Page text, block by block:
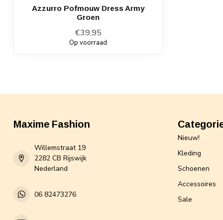
Azzurro Pofmouw Dress Army
Groen
€39,95
Op voorraad
Maxime Fashion
Willemstraat 19
2282 CB Rijswijk
Nederland
06 82473276
Nieuw!
Kleding
Schoenen
Accessoires
Sale